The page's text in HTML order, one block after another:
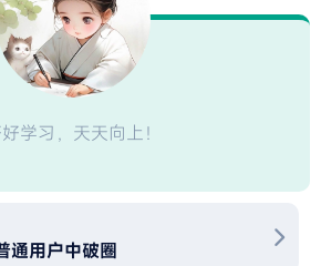
学习，天天向上！
通用户中破圈